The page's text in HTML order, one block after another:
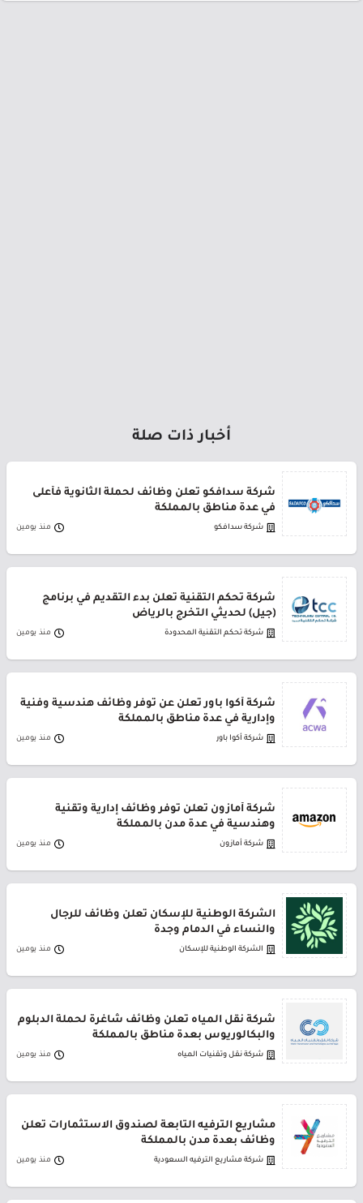
أخبار ذات صلة
شركة سدافكو تعلن وظائف لحملة الثانوية فأعلى
في عدة مناطق بالمملكة
شركة سدافكو منذ يومين
شركة تحكم التقنية تعلن بدء التقديم في برنامج
(جيل) لحديثي التخرج بالرياض
شركة تحكم التقنية المحدودة منذ يومين
شركة أكوا باور تعلن عن توفر وظائف هندسية وفنية
وإدارية في عدة مناطق بالمملكة
شركة أكوا باور منذ يومين
شركة أمازون تعلن توفر وظائف إدارية وتقنية
وهندسية في عدة مدن بالمملكة
شركة أمازون منذ يومين
الشركة الوطنية للإسكان تعلن وظائف للرجال
والنساء في الدمام وجدة
الشركة الوطنية للإسكان منذ يومين
شركة نقل المياه تعلن وظائف شاغرة لحملة الدبلوم
والبكالوريوس بعدة مناطق بالمملكة
شركة نقل وتقنيات المياه منذ يومين
مشاريع الترفيه التابعة لصندوق الاستثمارات تعلن
وظائف بعدة مدن بالمملكة
شركة مشاريع الترفيه السعودية منذ يومين